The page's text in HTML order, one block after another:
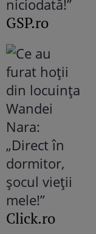
GSP.ro
Click.ro